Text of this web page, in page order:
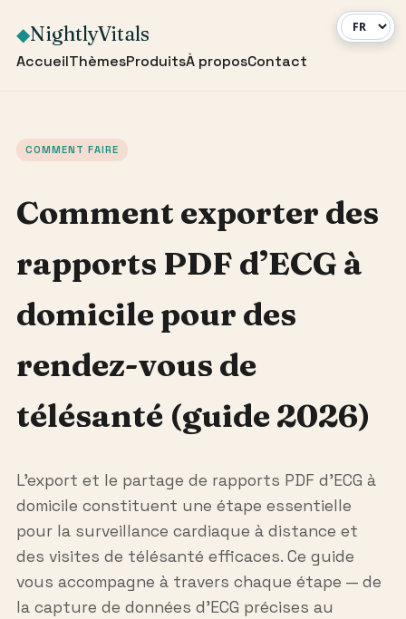
◆NightlyVitals
AccueilThèmesProduitsÀ proposContact
COMMENT FAIRE
Comment exporter des
rapports PDF d’ECG à
domicile pour des
rendez-vous de
télésanté (guide 2026)
L’export et le partage de rapports PDF d’ECG à
domicile constituent une étape essentielle
pour la surveillance cardiaque à distance et
des visites de télésanté efficaces. Ce guide
vous accompagne à travers chaque étape — de
la capture de données d’ECG précises au